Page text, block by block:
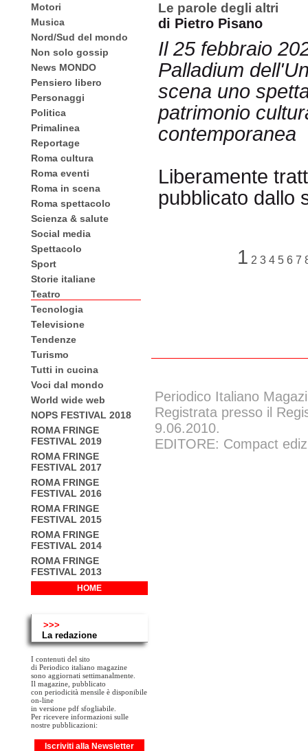
Motori
Musica
Nord/Sud del mondo
Non solo gossip
News MONDO
Pensiero libero
Personaggi
Politica
Primalinea
Reportage
Roma cultura
Roma eventi
Roma in scena
Roma spettacolo
Scienza & salute
Social media
Spettacolo
Sport
Storie italiane
Teatro
Tecnologia
Televisione
Tendenze
Turismo
Tutti in cucina
Voci dal mondo
World wide web
NOPS FESTIVAL 2018
ROMA FRINGE
FESTIVAL 2019
ROMA FRINGE
FESTIVAL 2017
ROMA FRINGE
FESTIVAL 2016
ROMA FRINGE
FESTIVAL 2015
ROMA FRINGE
FESTIVAL 2014
ROMA FRINGE
FESTIVAL 2013
HOME
>>>
La redazione
I contenuti del sito
di Periodico italiano magazine
sono aggiornati settimanalmente.
Il magazine, pubblicato
con periodicità mensile è disponibile
on-line
in versione pdf sfogliabile.
Per ricevere informazioni sulle
nostre pubblicazioni:
Iscriviti alla Newsletter
Le parole degli altri
di Pietro Pisano
Il 25 febbraio
Palladium
scena uno
patrimonio
contemporanea
Liberamente
pubblicato dallo
1 2 3 4 5 6 7
Periodico Italiano
Registrata presso il
9.06.2010.
EDITORE: Compact